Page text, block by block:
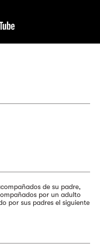
de su padre,
por un adulto
por sus padres el siguiente